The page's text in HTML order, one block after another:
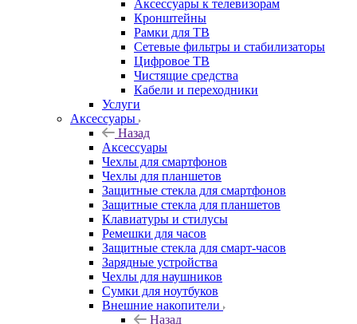
Аксессуары к телевизорам
Кронштейны
Рамки для ТВ
Сетевые фильтры и стабилизаторы
Цифровое ТВ
Чистящие средства
Кабели и переходники
Услуги
Аксессуары
Назад
Аксессуары
Чехлы для смартфонов
Чехлы для планшетов
Защитные стекла для смартфонов
Защитные стекла для планшетов
Клавиатуры и стилусы
Ремешки для часов
Защитные стекла для смарт-часов
Зарядные устройства
Чехлы для наушников
Сумки для ноутбуков
Внешние накопители
Назад